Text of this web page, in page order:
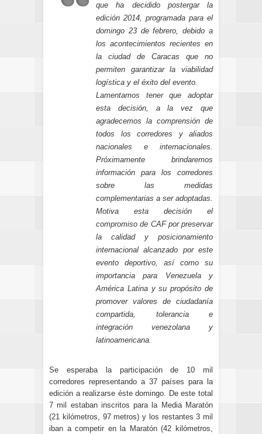
que ha decidido postergar la
edición 2014, programada para el
domingo 23 de febrero, debido a
los acontecimientos recientes en
la ciudad de Caracas que no
permiten garantizar la viabilidad
logística y el éxito del evento.
Lamentamos tener que adoptar
esta decisión, a la vez que
agradecemos la comprensión de
todos los corredores y aliados
nacionales e internacionales.
Próximamente brindaremos
información para los corredores
sobre las medidas
complementarias a ser adoptadas.
Motiva esta decisión el
compromiso de CAF por preservar
la calidad y posicionamiento
internacional alcanzado por este
evento deportivo, así como su
importancia para Venezuela y
América Latina y su propósito de
promover valores de ciudadanía
compartida, tolerancia e
integración venezolana y
latinoamericana.
Se esperaba la participación de 10 mil
corredores representando a 37 países para la
edición a realizarse éste domingo. De este total
7 mil estaban inscritos para la Media Maratón
(21 kilómetros, 97 metros) y los restantes 3 mil
iban a competir en la Maratón (42 kilómetros,